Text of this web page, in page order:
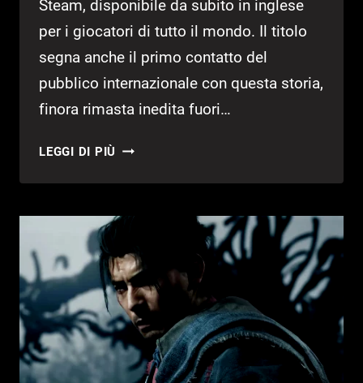
Steam, disponibile da subito in inglese
per i giocatori di tutto il mondo. Il titolo
segna anche il primo contatto del
pubblico internazionale con questa storia,
finora rimasta inedita fuori…
LEGGI DI PIÙ COME
MY
NOVEL
AMBIENTATA
NELLA
COREA
DEL
SUD